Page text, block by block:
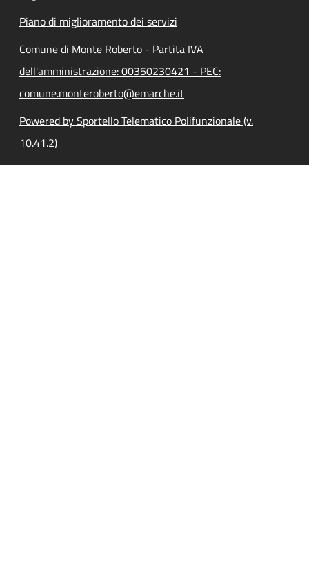
Piano di miglioramento dei servizi
Comune di Monte Roberto - Partita IVA
dell'amministrazione: 00350230421 - PEC:
comune.monteroberto@emarche.it
Powered by Sportello Telematico Polifunzionale (v.
10.41.2)